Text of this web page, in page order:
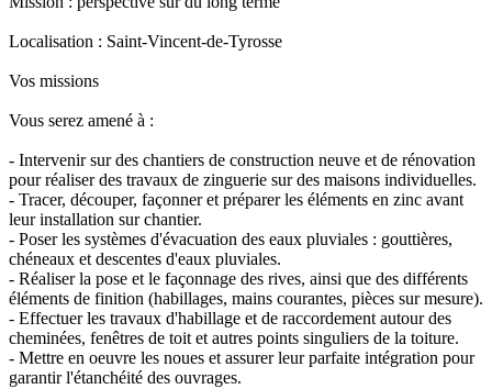
Localisation : Saint-Vincent-de-Tyrosse
Vos missions
Vous serez amené à :
- Intervenir sur des chantiers de construction neuve et de rénovation
pour réaliser des travaux de zinguerie sur des maisons individuelles.
- Tracer, découper, façonner et préparer les éléments en zinc avant
leur installation sur chantier.
- Poser les systèmes d'évacuation des eaux pluviales : gouttières,
chéneaux et descentes d'eaux pluviales.
- Réaliser la pose et le façonnage des rives, ainsi que des différents
éléments de finition (habillages, mains courantes, pièces sur mesure).
- Effectuer les travaux d'habillage et de raccordement autour des
cheminées, fenêtres de toit et autres points singuliers de la toiture.
- Mettre en oeuvre les noues et assurer leur parfaite intégration pour
garantir l'étanchéité des ouvrages.